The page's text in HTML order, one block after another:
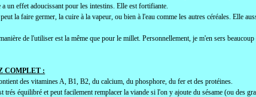
a un effet adoucissant pour les intestins. Elle est fortifiante.
la faire germer, la cuire à la vapeur, ou bien à l'eau comme les autres céréales. Elle
de l'utiliser est la même que pour le millet. Personnellement, je m'en sers
COMPLET :
des vitamines A, B1, B2, du calcium, du phosphore, du fer et des protéines.
trés équilibré et peut facilement remplacer la viande si l'on y ajoute du sésame (ou des